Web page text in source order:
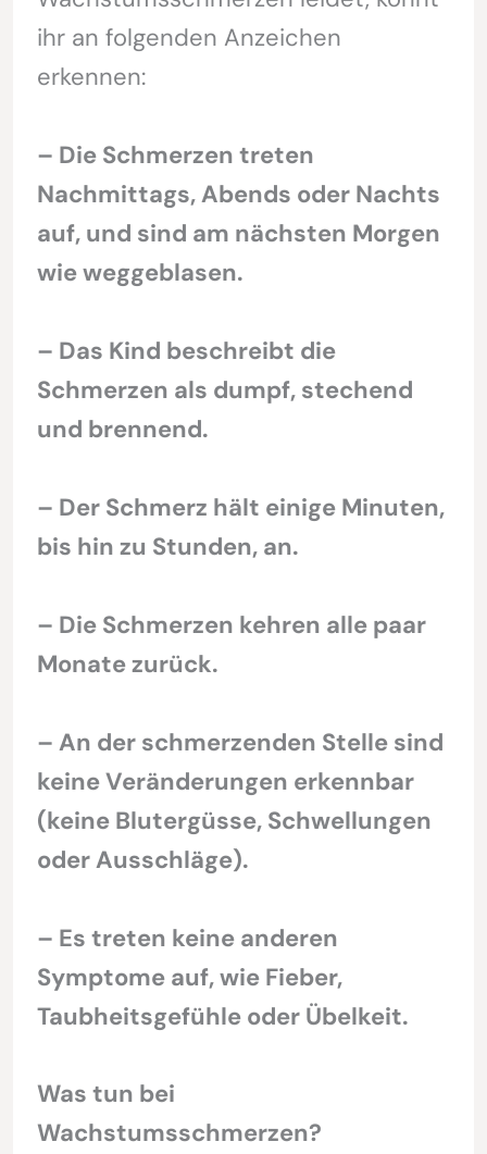
ihr an folgenden Anzeichen
erkennen:
– Die Schmerzen treten
Nachmittags, Abends oder Nachts
auf, und sind am nächsten Morgen
wie weggeblasen.
– Das Kind beschreibt die
Schmerzen als dumpf, stechend
und brennend.
– Der Schmerz hält einige Minuten,
bis hin zu Stunden, an.
– Die Schmerzen kehren alle paar
Monate zurück.
– An der schmerzenden Stelle sind
keine Veränderungen erkennbar
(keine Blutergüsse, Schwellungen
oder Ausschläge).
– Es treten keine anderen
Symptome auf, wie Fieber,
Taubheitsgefühle oder Übelkeit.
Was tun bei
Wachstumsschmerzen?